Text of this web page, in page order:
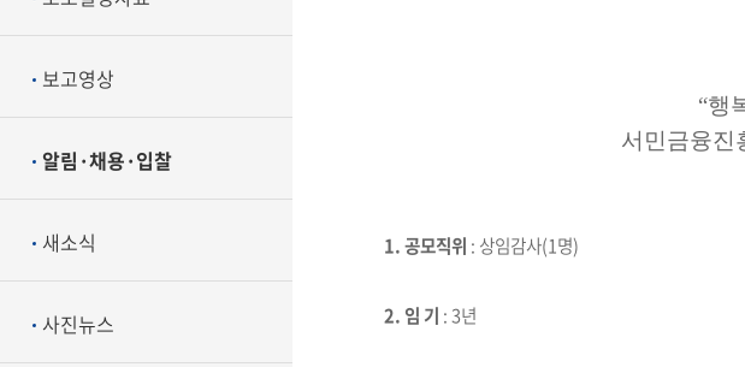
보고영상
알림·채용·입찰
새소식
사진뉴스
“행
서민금융진
1. 공모직위 : 상임감사(1명)
2. 임 기 : 3년